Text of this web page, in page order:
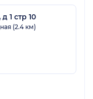
1 стр 10
(2.4 км)